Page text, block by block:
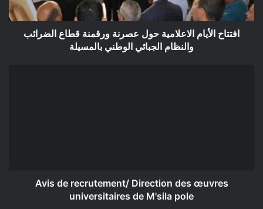
الضرائب
والنظام
الجبائيافتتاح الأيام الاعلامية حول عصرنة ورقمنة قطاع الضرائب
والنظام الجبائي الوطني بالمسيلة
Avis de recrutement/ Direction des œuvres
universitaires de M'sila pole